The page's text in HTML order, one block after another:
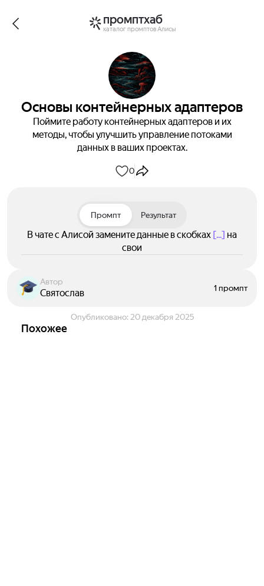
промптхаб
каталог промптов Алисы
Основы контейнерных адаптеров
Поймите работу контейнерных адаптеров и их
методы, чтобы улучшить управление потоками
данных в ваших проектах.
0
Промпт Результат
В чате с Алисой замените данные в скобках [...] на
свои
Автор
Святослав 1 промпт
Опубликовано: 20 декабря 2025
Похожее